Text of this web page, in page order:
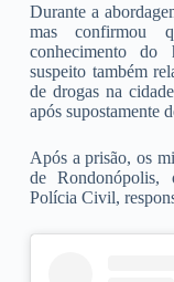
Durante a
mas confirmou
conhecimento do
suspeito também
de drogas na
após supostamente
Após a prisão, os
de Rondonópolis,
Polícia Civil,